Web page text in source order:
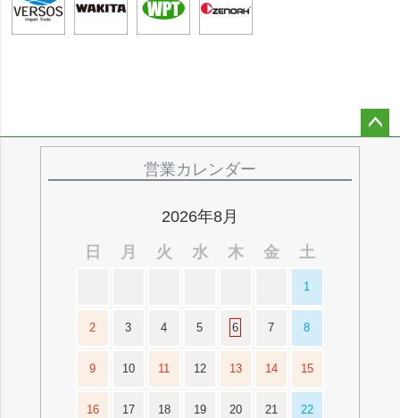
営業カレンダー
2026年8月
日
月 火 水 木 金 土
1
2 3 4 5 6 7 8
9 10 11 12 13 14 15
16 17 18 19 20 21 22